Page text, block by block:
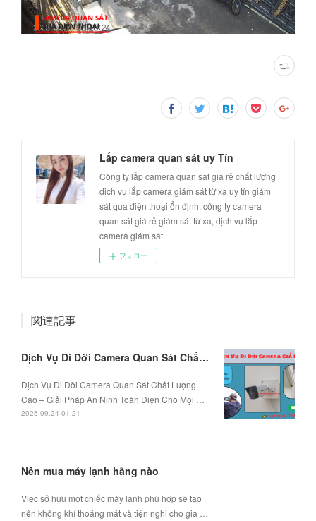
Lắp camera quan sát uy Tín
Công ty lắp camera quan sát giá rẻ chất lượng
dịch vụ lắp camera giám sát từ xa uy tín giám
sát qua điện thoại ổn định, công ty camera
quan sát giá rẻ giám sát từ xa, dịch vụ lắp
camera giám sát
フォロー
関連記事
Dịch Vụ Di Dời Camera Quan Sát Chất Lượng Cao
Dịch Vụ Di Dời Camera Quan Sát Chất Lượng
Cao – Giải Pháp An Ninh Toàn Diện Cho Mọi …
2025.09.24 01:21
Nên mua máy lạnh hãng nào
Việc sở hữu một chiếc máy lạnh phù hợp sẽ tạo
nên không khí thoáng mát và tiện nghi cho gia …